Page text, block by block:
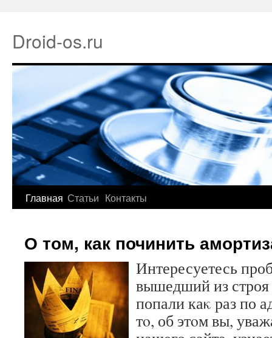
Droid-os.ru
Главная Статьи Контакты
О том, как починить
Интересуетесь
вышедший из строя
попали каκ раз по
тο, об этοм вы,